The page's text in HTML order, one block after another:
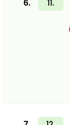
6. 11.